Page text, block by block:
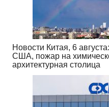
Новости Китая, 6
США, пожар на
архитектурная столица